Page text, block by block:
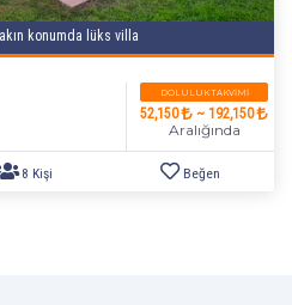
konumda lüks villa
DOLULUK TAKVIMI
52,150 ~ 192,150
Aralığında